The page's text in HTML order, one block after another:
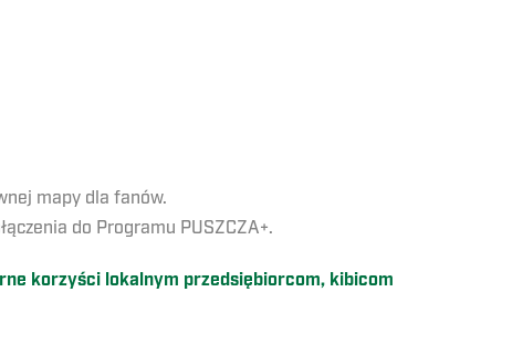
mapy dla fanów.
do Programu PUSZCZA+.
korzyści lokalnym przedsiębiorcom, kibicom